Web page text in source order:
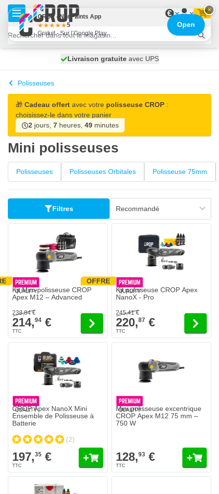
Aller au contenu
€
expédié aujourd'hui
Livraison gratuiteavec UPS
100 jours
Polisseuses
🎁 Cadeau offert avec votre polisseuse CROP :
choisissez-le dans votre panier
2 jours, 7 heures, 49 minutes
Mini polisseuses
Polisseuses Polisseuses Orbitales Polisseuse 75mm
Filtres
Kit Mini-polisseuse CROP
Apex M12 – Advanced
Le prix dépend des options choisies sur la page du produit.
238,84€
214,94 €
OFFRE
Kit polisseuse CROP Apex
NanoX - Pro
Le prix dépend des options
245,41€
220,87 €
CROP Apex NanoX Mini
Ensemble de Polisseuse à
Batterie
(2)
197,35 €
Mini polisseuse excentrique
CROP Apex M12 75 mm –
750 W
128,93 €
×
CROP - NonPaints App
5
Gratuit - Sur l’Google Play
Open